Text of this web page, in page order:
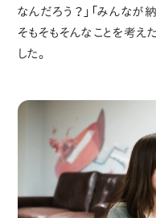
なんだろう？」「みんなが
そもそもそんなことを考え
した。